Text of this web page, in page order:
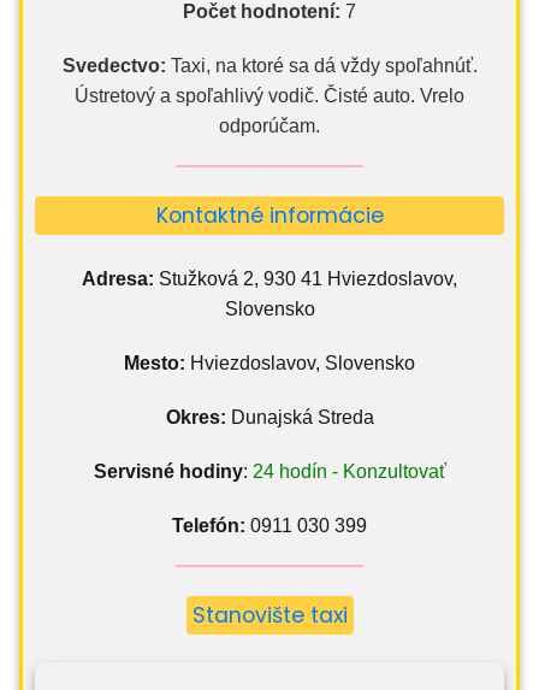
Počet hodnotení: 7
Svedectvo: Taxi, na ktoré sa dá vždy spoľahnúť.
Ústretový a spoľahlivý vodič. Čisté auto. Vrelo
odporúčam.
Kontaktné informácie
Adresa: Stužková 2, 930 41 Hviezdoslavov,
Slovensko
Mesto: Hviezdoslavov, Slovensko
Okres: Dunajská Streda
Servisné hodiny: 24 hodín - Konzultovať
Telefón: 0911 030 399
Stanovište taxi